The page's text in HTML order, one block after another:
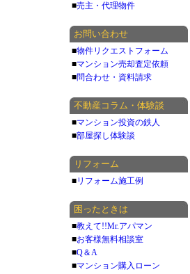
■売主・代理物件
お問い合わせ
■物件リクエストフォーム
■マンション売却査定依頼
■問合わせ・資料請求
不動産コラム・体験談
■マンション投資の鉄人
■部屋探し体験談
リフォーム
■リフォーム施工例
困ったときは
■教えて!!Mr.アパマン
■お客様無料相談室
■Q＆A
■マンション購入ローン